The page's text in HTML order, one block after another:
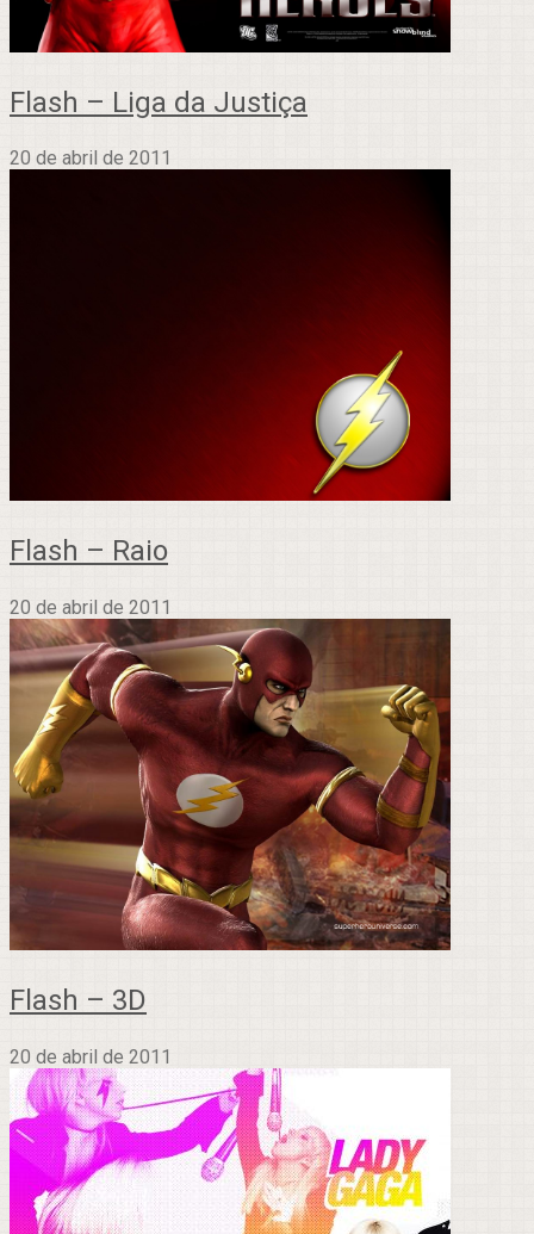
Flash – Liga da Justiça
20 de abril de 2011
Flash – Raio
20 de abril de 2011
Flash – 3D
20 de abril de 2011